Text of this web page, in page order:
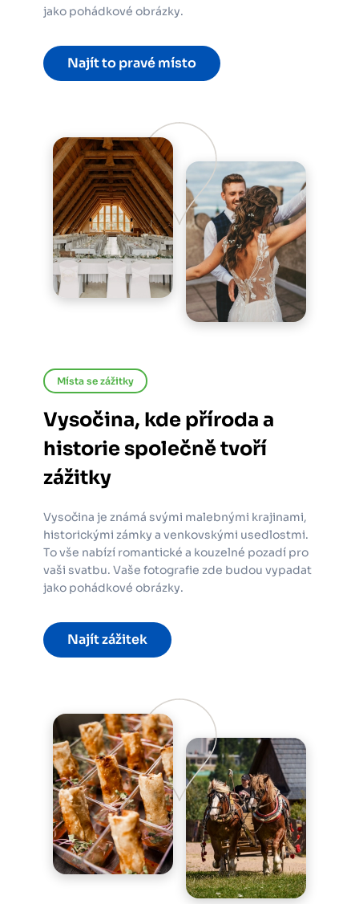
jako pohádkové obrázky.
Najít to pravé místo
Obrázek
Obrázek
Obrázek
Obrázek
Místa se zážitky
Vysočina, kde příroda a
historie společně tvoří
zážitky
Vysočina je známá svými malebnými krajinami,
historickými zámky a venkovskými usedlostmi.
To vše nabízí romantické a kouzelné pozadí pro
vaši svatbu. Vaše fotografie zde budou vypadat
jako pohádkové obrázky.
Najít zážitek